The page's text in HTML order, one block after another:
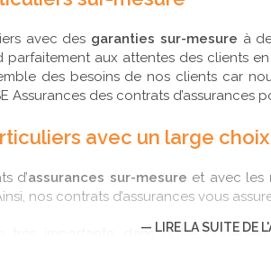
avec des garanties sur-mesure à
parfaitement aux attentes des clients
des besoins de nos clients car
Assurances des contrats d’assurances
avec un large
d’assurances sur-mesure et avec les
nos contrats d’assurances vous
très importante dans notre— LIRE LA SUITE DE